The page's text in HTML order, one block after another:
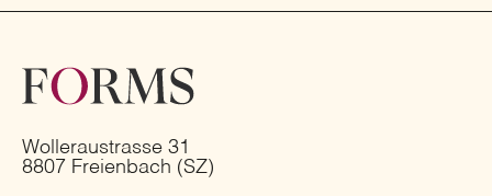
Wolleraustrasse 31
8807 Freienbach (SZ)